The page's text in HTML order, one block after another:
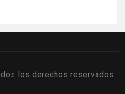
los derechos reservados